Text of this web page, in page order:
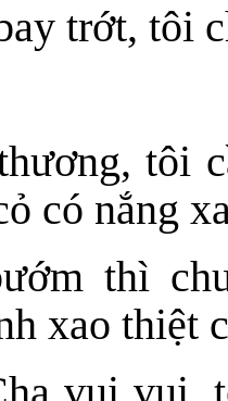
trớt, tôi
tôi
có nắng
thì
xao thiệt